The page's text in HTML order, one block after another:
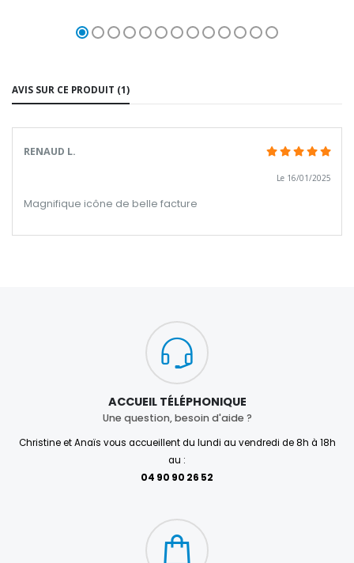
AVIS SUR CE PRODUIT (1)
RENAUD L.
Le 16/01/2025
Magnifique icône de belle facture
ACCUEIL TÉLÉPHONIQUE
Une question, besoin d'aide ?
Christine et Anaïs vous accueillent du lundi au vendredi de 8h à 18h
au :
04 90 90 26 52